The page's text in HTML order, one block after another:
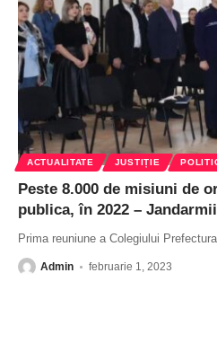
ACTUALITATE JUSTIȚIE
Peste 8.000 de misiuni de
publica, în 2022 –
Prima reuniune a Colegiului
Admin februarie 1, 2023